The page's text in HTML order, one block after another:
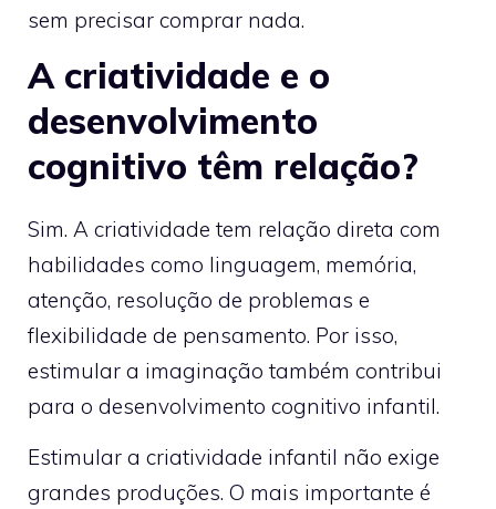
sem precisar comprar nada.
A criatividade e o
desenvolvimento
cognitivo têm relação?
Sim. A criatividade tem relação direta com
habilidades como linguagem, memória,
atenção, resolução de problemas e
flexibilidade de pensamento. Por isso,
estimular a imaginação também contribui
para o desenvolvimento cognitivo infantil.
Estimular a criatividade infantil não exige
grandes produções. O mais importante é